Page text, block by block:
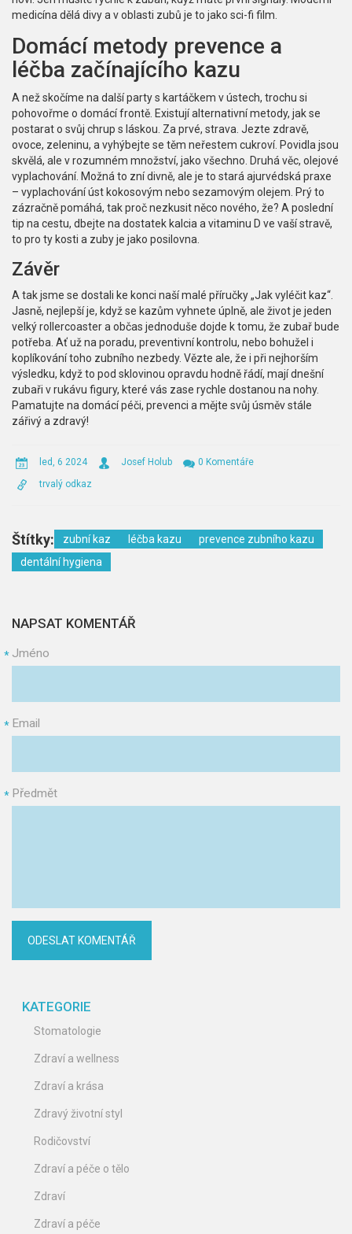
medicína dělá divy a v oblasti zubů je to jako sci-fi film.
Domácí metody prevence a
léčba začínajícího kazu
A než skočíme na další party s kartáčkem v ústech, trochu si
pohovořme o domácí frontě. Existují alternativní metody, jak se
postarat o svůj chrup s láskou. Za prvé, strava. Jezte zdravě,
ovoce, zeleninu, a vyhýbejte se těm neřestem cukroví. Povidla jsou
skvělá, ale v rozumném množství, jako všechno. Druhá věc, olejové
vyplachování. Možná to zní divně, ale je to stará ajurvédská praxe
– vyplachování úst kokosovým nebo sezamovým olejem. Prý to
zázračně pomáhá, tak proč nezkusit něco nového, že? A poslední
tip na cestu, dbejte na dostatek kalcia a vitaminu D ve vaší stravě,
to pro ty kosti a zuby je jako posilovna.
Závěr
A tak jsme se dostali ke konci naší malé příručky „Jak vyléčit kaz“.
Jasně, nejlepší je, když se kazům vyhnete úplně, ale život je jeden
velký rollercoaster a občas jednoduše dojde k tomu, že zubař bude
potřeba. Ať už na poradu, preventivní kontrolu, nebo bohužel i
koplíkování toho zubního nezbedy. Vězte ale, že i při nejhorším
výsledku, když to pod sklovinou opravdu hodně řádí, mají dnešní
zubaři v rukávu figury, které vás zase rychle dostanou na nohy.
Pamatujte na domácí péči, prevenci a mějte svůj úsměv stále
zářivý a zdravý!
led, 6 2024 Josef Holub
0 Komentáře
trvalý odkaz
Štítky: zubní kaz léčba kazu
prevence zubního kazu
dentální hygiena
NAPSAT KOMENTÁŘ
Jméno
*
Email
*
Předmět
*
KATEGORIE
Stomatologie
Zdraví a wellness
Zdraví a krása
Zdravý životní styl
Rodičovství
Zdraví a péče o tělo
Zdraví
Zdraví a péče